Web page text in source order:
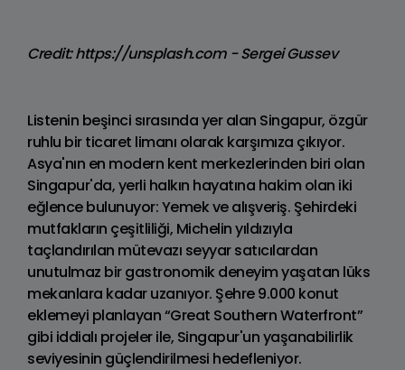
Credit: https://unsplash.com - Sergei Gussev
Listenin beşinci sırasında yer alan Singapur, özgür
ruhlu bir ticaret limanı olarak karşımıza çıkıyor.
Asya'nın en modern kent merkezlerinden biri olan
Singapur'da, yerli halkın hayatına hakim olan iki
eğlence bulunuyor: Yemek ve alışveriş. Şehirdeki
mutfakların çeşitliliği, Michelin yıldızıyla
taçlandırılan mütevazı seyyar satıcılardan
unutulmaz bir gastronomik deneyim yaşatan lüks
mekanlara kadar uzanıyor. Şehre 9.000 konut
eklemeyi planlayan “Great Southern Waterfront”
gibi iddialı projeler ile, Singapur'un yaşanabilirlik
seviyesinin güçlendirilmesi hedefleniyor.